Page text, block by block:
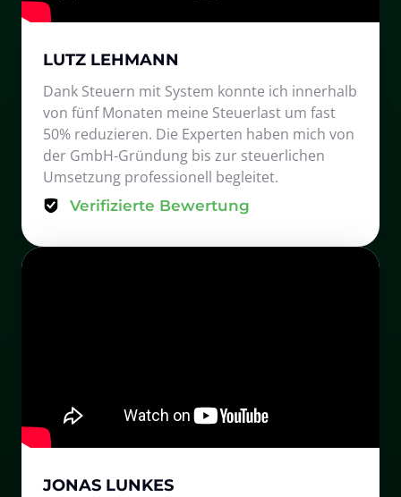
LUTZ LEHMANN
Dank Steuern mit System konnte ich innerhalb
von fünf Monaten meine Steuerlast um fast
50% reduzieren. Die Experten haben mich von
der GmbH-Gründung bis zur steuerlichen
Umsetzung professionell begleitet.
Verifizierte Bewertung
JONAS LUNKES